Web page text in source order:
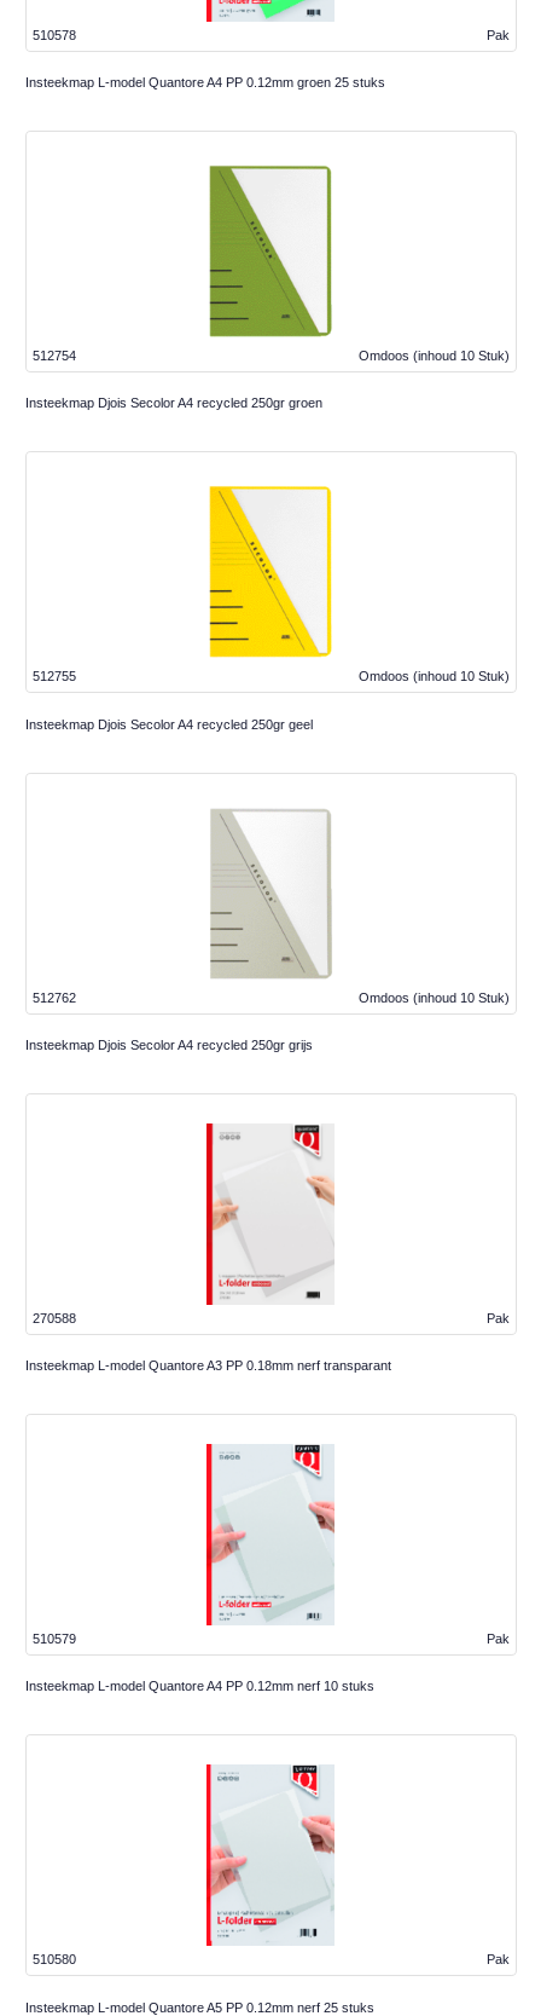
Pak
510578
Insteekmap L-model Quantore A4 PP 0.12mm groen 25 stuks
Omdoos (inhoud 10 Stuk)
512754
Insteekmap Djois Secolor A4 recycled 250gr groen
Omdoos (inhoud 10 Stuk)
512755
Insteekmap Djois Secolor A4 recycled 250gr geel
Omdoos (inhoud 10 Stuk)
512762
Insteekmap Djois Secolor A4 recycled 250gr grijs
Pak
270588
Insteekmap L-model Quantore A3 PP 0.18mm nerf transparant
Pak
510579
Insteekmap L-model Quantore A4 PP 0.12mm nerf 10 stuks
Pak
510580
Insteekmap L-model Quantore A5 PP 0.12mm nerf 25 stuks